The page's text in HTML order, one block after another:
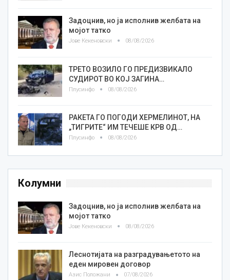
Задоцнив, но ја исполнив желбата на
мојот татко
Јове Кекеновски 08/08/2026
ТРЕТО ВОЗИЛО ГО ПРЕДИЗВИКАЛО
СУДИРОТ ВО КОЈ ЗАГИНА…
Плусинфо 08/08/2026
РАКЕТА ГО ПОГОДИ ХЕРМЕЛИНОТ, НА
„ТИГРИТЕ“ ИМ ТЕЧЕШЕ КРВ ОД…
Плусинфо 08/08/2026
Колумни
Задоцнив, но ја исполнив желбата на
мојот татко
Јове Кекеновски 08/08/2026
Леснотијата на разградувањетото на
еден мировен договор
Азис Положани 07/08/2026